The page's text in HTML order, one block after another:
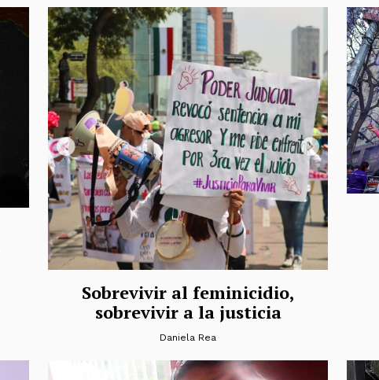
Sobrevivir al feminicidio,
sobrevivir a la justicia
Daniela Rea